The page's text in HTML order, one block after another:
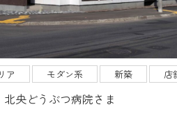
ア モダン系 新築 店
北央どうぶつ病院さま